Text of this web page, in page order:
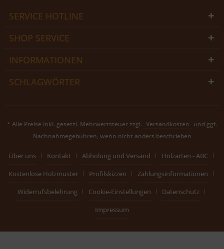
SERVICE HOTLINE
SHOP SERVICE
INFORMATIONEN
SCHLAGWÖRTER
* Alle Preise inkl. gesetzl. Mehrwertsteuer zzgl. Versandkosten und ggf.
Nachnahmegebühren, wenn nicht anders beschrieben
Über uns Kontakt Abholung und Versand
Holzarten - ABC
Kostenlose Holzmuster
Profilskizzen
Zahlungsinformationen
Widerrufsbelehrung
Cookie-Einstellungen
Datenschutz
Impressum